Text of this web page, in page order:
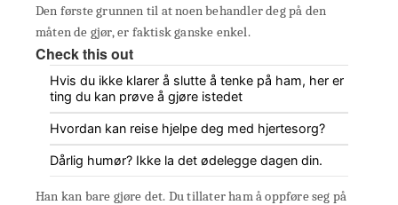
Den første grunnen til at noen behandler deg på den
måten de gjør, er faktisk ganske enkel.
Check this out
Hvis du ikke klarer å slutte å tenke på ham, her er
ting du kan prøve å gjøre istedet
Hvordan kan reise hjelpe deg med hjertesorg?
Dårlig humør? Ikke la det ødelegge dagen din.
Han kan bare gjøre det. Du tillater ham å oppføre seg på